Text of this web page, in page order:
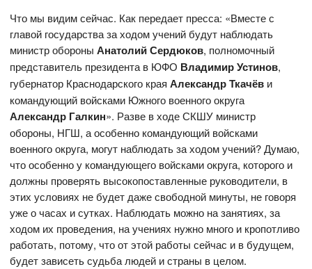
Что мы видим сейчас. Как передает пресса: «Вместе с
главой государства за ходом учений будут наблюдать
министр обороныАнатолий Сердюков, полномочный
представитель президента в ЮФО Владимир Устинов,
губернатор Краснодарского краяАлександр Ткачёв и
командующий войсками Южного военного округа
Александр Галкин». Разве в ходе СКШУ министр
обороны, НГШ, а особенно командующий войсками
военного округа, могут наблюдать за ходом учений? Думаю,
что особенно у командующего войсками округа, которого и
должны проверять высокопоставленные руководители, в
этих условиях не будет даже свободной минуты, не говоря
уже о часах и сутках. Наблюдать можно на занятиях, за
ходом их проведения, на учениях нужно много и кропотливо
работать, потому, что от этой работы сейчас и в будущем,
будет зависеть судьба людей и страны в целом.